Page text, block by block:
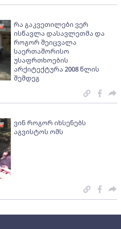
რა გაკვეთილები ვერ
ისწავლა დასავლეთმა და
როგორ შეიცვალა
საერთაშორისო
უსაფრთხოების
არქიტექტურა 2008 წლის
შემდეგ
ვინ როგორ იხსენებს
აგვისტოს ომს